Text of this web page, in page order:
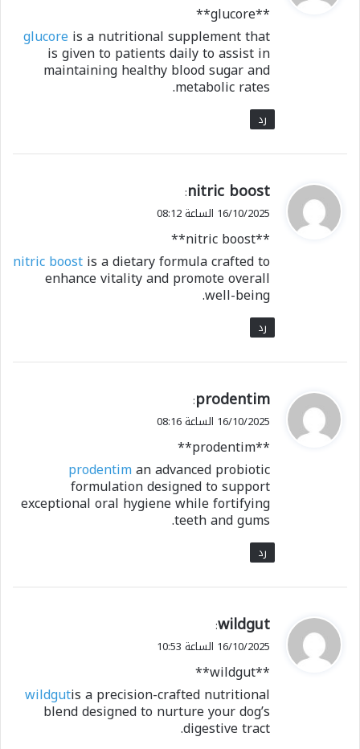
ل
** glucore**
glucoreis a nutritional supplement that
is given to patients daily to assist in
maintaining healthy blood sugar and
metabolic rates.
رد
ي
ق
ل
nitric boost
:
16/10/2025 الساعة 08:12
**nitric boost**
nitric boostis a dietary formula crafted to
enhance vitality and promote overall
well-being.
رد
ي
ق
ل
prodentim
:
16/10/2025 الساعة 08:16
**prodentim**
prodentiman advanced probiotic
formulation designed to support
exceptional oral hygiene while fortifying
teeth and gums.
رد
ي
ق
ل
wildgut
:
16/10/2025 الساعة 10:53
** wildgut**
wildgutis a precision-crafted nutritional
blend designed to nurture your dog’s
digestive tract.